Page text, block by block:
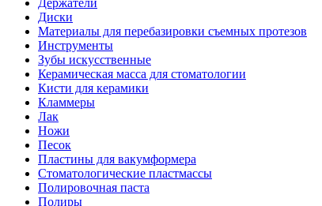
Держатели
Диски
Материалы для перебазировки съемных протезов
Инструменты
Зубы искусственные
Керамическая масса для стоматологии
Кисти для керамики
Кламмеры
Лак
Ножи
Песок
Пластины для вакумформера
Стоматологические пластмассы
Полировочная паста
Полиры